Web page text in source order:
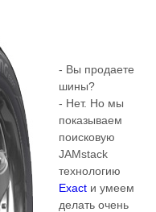
- Вы продаете
шины?
- Нет. Но мы
показываем
поисковую
JAMstack
технологию
Exact и умеем
делать очень